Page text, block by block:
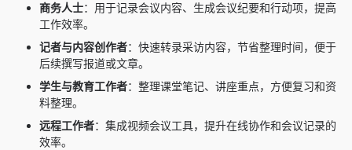
商务人士：用于记录会议内容、生成会议纪要和行动项，提高
工作效率。
记者与内容创作者：快速转录采访内容，节省整理时间，便于
后续撰写报道或文章。
学生与教育工作者：整理课堂笔记、讲座重点，方便复习和资
料整理。
远程工作者：集成视频会议工具，提升在线协作和会议记录的
效率。